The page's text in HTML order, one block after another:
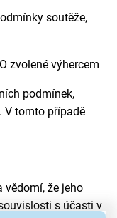
soutěže,
zvolené výhercem
podmínek,
V tomto případě
vědomí, že jeho
s účasti v